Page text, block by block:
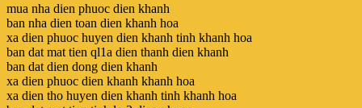
mua nha dien phuoc dien khanh
ban nha dien toan dien khanh hoa
xa dien phuoc huyen dien khanh tinh khanh hoa
ban dat mat tien ql1a dien thanh dien khanh
ban dat dien dong dien khanh
xa dien phuoc dien khanh khanh hoa
xa dien tho huyen dien khanh tinh khanh hoa